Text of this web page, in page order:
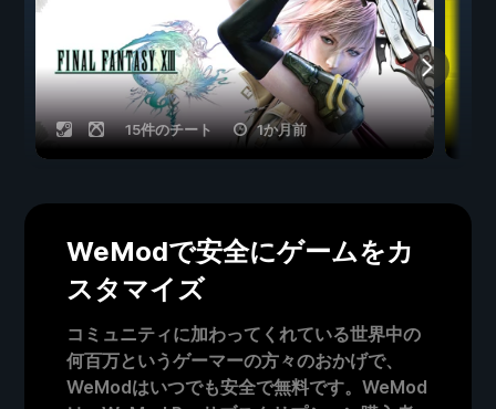
15件のチート 1か月前
WeModで安全にゲームをカ
スタマイズ
コミュニティに加わってくれている世界中の
何百万というゲーマーの方々のおかげで、
WeModはいつでも安全で無料です。WeMod